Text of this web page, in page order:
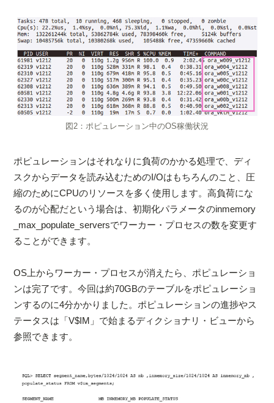
図2：ポピュレーション中のOS稼働状況
ポピュレーションはそれなりに負荷のかかる処理で、ディ
スクからデータを読み込むためのI/Oはもちろんのこと、圧
縮のためにCPUのリソースを多く使用します。高負荷にな
るのが心配だという場合は、初期化パラメータのinmemory
_max_populate_serversでワーカー・プロセスの数を変更す
ることができます。
OS上からワーカー・プロセスが消えたら、ポピュレーショ
ンは完了です。今回は約70GBのテーブルをポピュレーショ
ンするのに4分かかりました。ポピュレーションの進捗やス
テータスは「V$IM」で始まるディクショナリ・ビューから
参照できます。